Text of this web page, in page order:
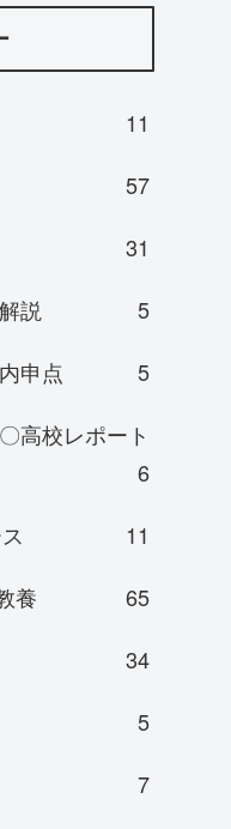
11
57
31
説
5
申点
5
高校レポート
6
11
養
65
34
5
7